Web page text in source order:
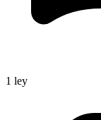
1 ley